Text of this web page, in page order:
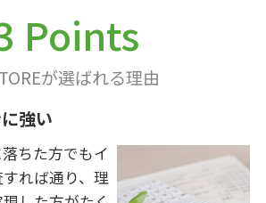
Points
が選ばれる理由
強い
ちた方でもイ
れば通り、理